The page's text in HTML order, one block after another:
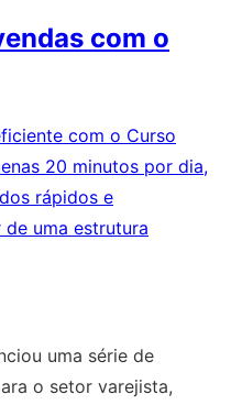
com o
com o Curso
20 minutos por dia,
rápidos e
de uma estrutura
uma série de
o setor varejista,